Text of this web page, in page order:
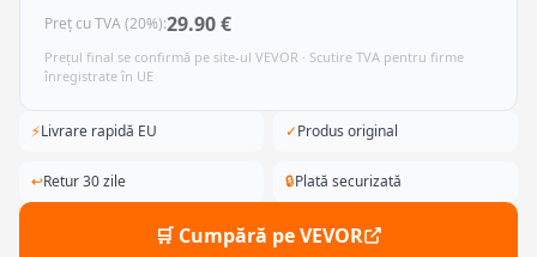
Preț cu TVA (20%):29.90 €
Prețul final se confirmă pe site-ul VEVOR · Scutire TVA pentru firme
înregistrate în UE
⚡Livrare rapidă EU ✓Produs original
↩Retur 30 zile 🔒Plată securizată
🛒 Cumpără pe VEVOR